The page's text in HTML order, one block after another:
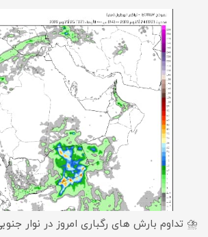
⛈️ تداوم بارش های رگباری امروز در نوار